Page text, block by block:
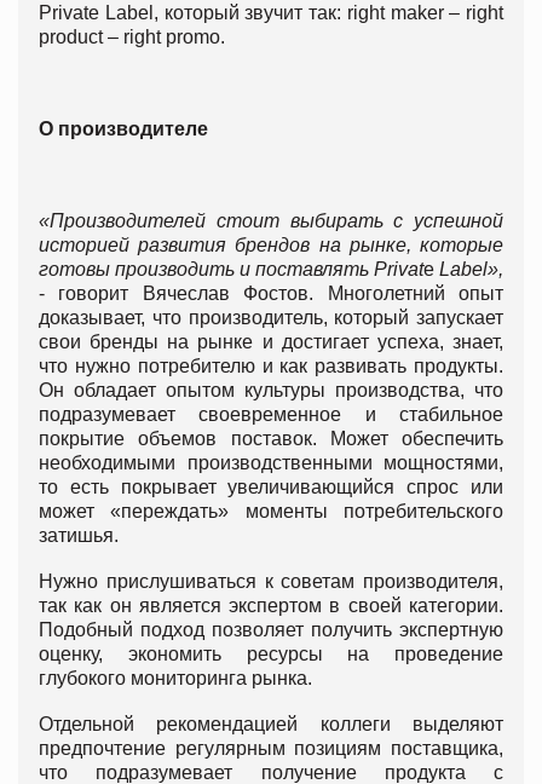
Private Label, который звучит так: right maker – right
product – right promo.
О производителе
«Производителей стоит выбирать с успешной
историей развития брендов на рынке, которые
готовы производить и поставлять Private Label»,
- говорит Вячеслав Фостов. Многолетний опыт
доказывает, что производитель, который запускает
свои бренды на рынке и достигает успеха, знает,
что нужно потребителю и как развивать продукты.
Он обладает опытом культуры производства, что
подразумевает своевременное и стабильное
покрытие объемов поставок. Может обеспечить
необходимыми производственными мощностями,
то есть покрывает увеличивающийся спрос или
может «переждать» моменты потребительского
затишья.
Нужно прислушиваться к советам производителя,
так как он является экспертом в своей категории.
Подобный подход позволяет получить экспертную
оценку, экономить ресурсы на проведение
глубокого мониторинга рынка.
Отдельной рекомендацией коллеги выделяют
предпочтение регулярным позициям поставщика,
что подразумевает получение продукта с